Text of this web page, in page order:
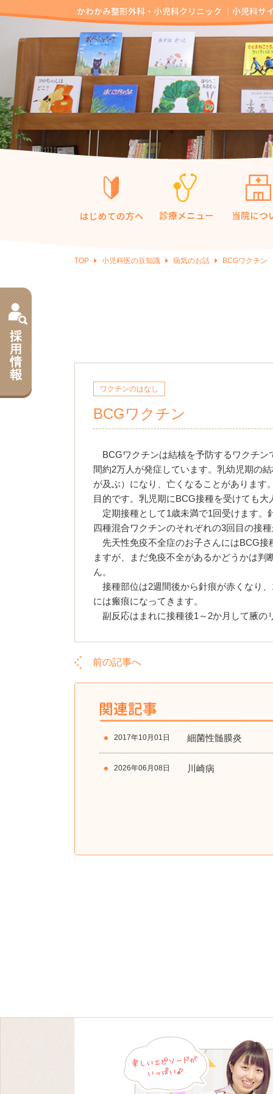
TOP 小児科医の豆知識 病気のお話 BCGワクチン
ワクチンのはなし
BCGワクチン
BCGワクチンは結核を予防するワクチン
間約2万人が発症しています。乳幼児期の
が及ぶ）になり、亡くなることがあります
目的です。乳児期にBCG接種を受けても大
定期接種として1歳未満で1回受けます。
四種混合ワクチンのそれぞれの3回目の接
先天性免疫不全症のお子さんにはBCG接
ますが、まだ免疫不全があるかどうかは
ん。
接種部位は2週間後から針痕が赤くなり
には瘢痕になってきます。
副反応はまれに接種後1～2か月して腋の
前の記事へ
2017年10月01日 細菌性髄膜炎
2026年06月08日 川崎病